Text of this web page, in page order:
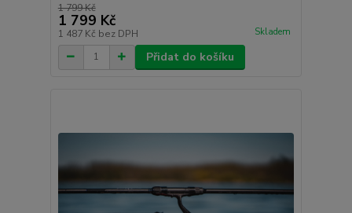
1 799 Kč
1 799 Kč
1 487 Kč bez DPH Skladem
Přidat do košíku